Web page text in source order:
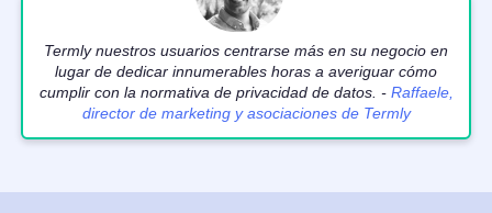
Termly nuestros usuarios centrarse más en su negocio en
lugar de dedicar innumerables horas a averiguar cómo
cumplir con la normativa de privacidad de datos. - Raffaele,
director de marketing y asociaciones de Termly